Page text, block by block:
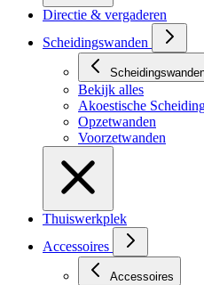
Directie & vergaderen
Scheidingswanden
Bekijk alles
Akoestische
Opzetwanden
Voorzetwanden
Thuiswerkplek
Accessoires
Accessoires